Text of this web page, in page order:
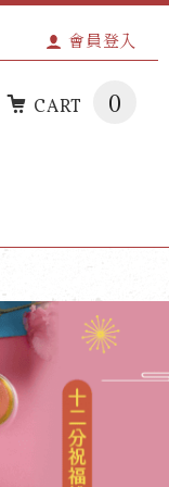
會員登入
CART 0